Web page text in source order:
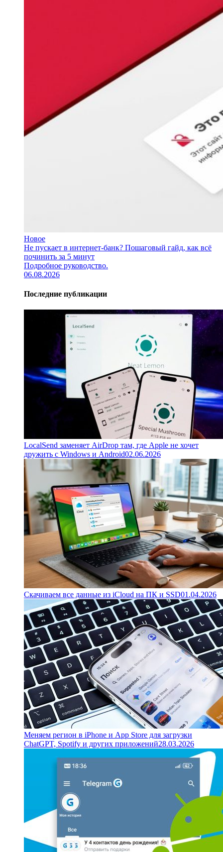
Новое
Не пускает в интернет-банк? Пошаговый гайд, как всё
починить за 5 минут
Подробное руководство.
06.08.2026
Последние публикации
LocalSend заменяет AirDrop там, где Apple не хочет
дружить с Windows и Android02.06.2026
Скачиваем все данные из iCloud на ПК и SSD01.04.2026
Меняем регион в iPhone и App Store для загрузки
ChatGPT, Spotify и других приложений28.03.2026